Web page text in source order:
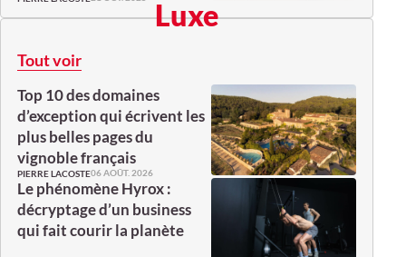
Luxe
Tout voir
Top 10 des domaines
d’exception qui écrivent les
plus belles pages du
vignoble français
PIERRE LACOSTE06 AOÛT. 2026
Le phénomène Hyrox :
décryptage d’un business
qui fait courir la planète